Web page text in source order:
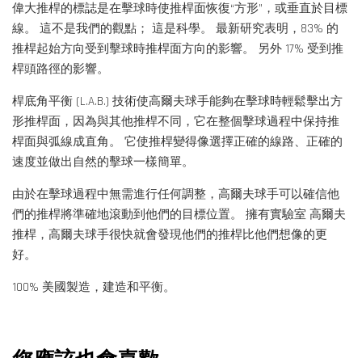
偉大推桿的標誌是在擊球時使推桿面恢復“方形”，或垂直於目標
線。 這不是我們的觀點； 這是科學。 最新研究表明，83% 的
推桿起始方向受到擊球時推桿面方向的影響。 另外 17% 受到推
桿頭路徑的影響。
桿底角平衡 (L.A.B.) 技術使高爾夫球手能夠在擊球時輕鬆擊出方
形推桿面，因為與其他推桿不同，它在整個擊球過程中保持推
桿面與弧線成直角。 它使推桿變得像選擇正確的線路、正確的
速度並做出自然的擊球一樣簡單。
由於在擊球過程中無需進行任何調整，高爾夫球手可以確信他
們的推桿將準確地滾動到他們的目標位置。 擁有實驗室 高爾夫
推桿，高爾夫球手很快就會發現他們的推桿比他們想像的更
好。
100% 美國製造，建造和平衡。